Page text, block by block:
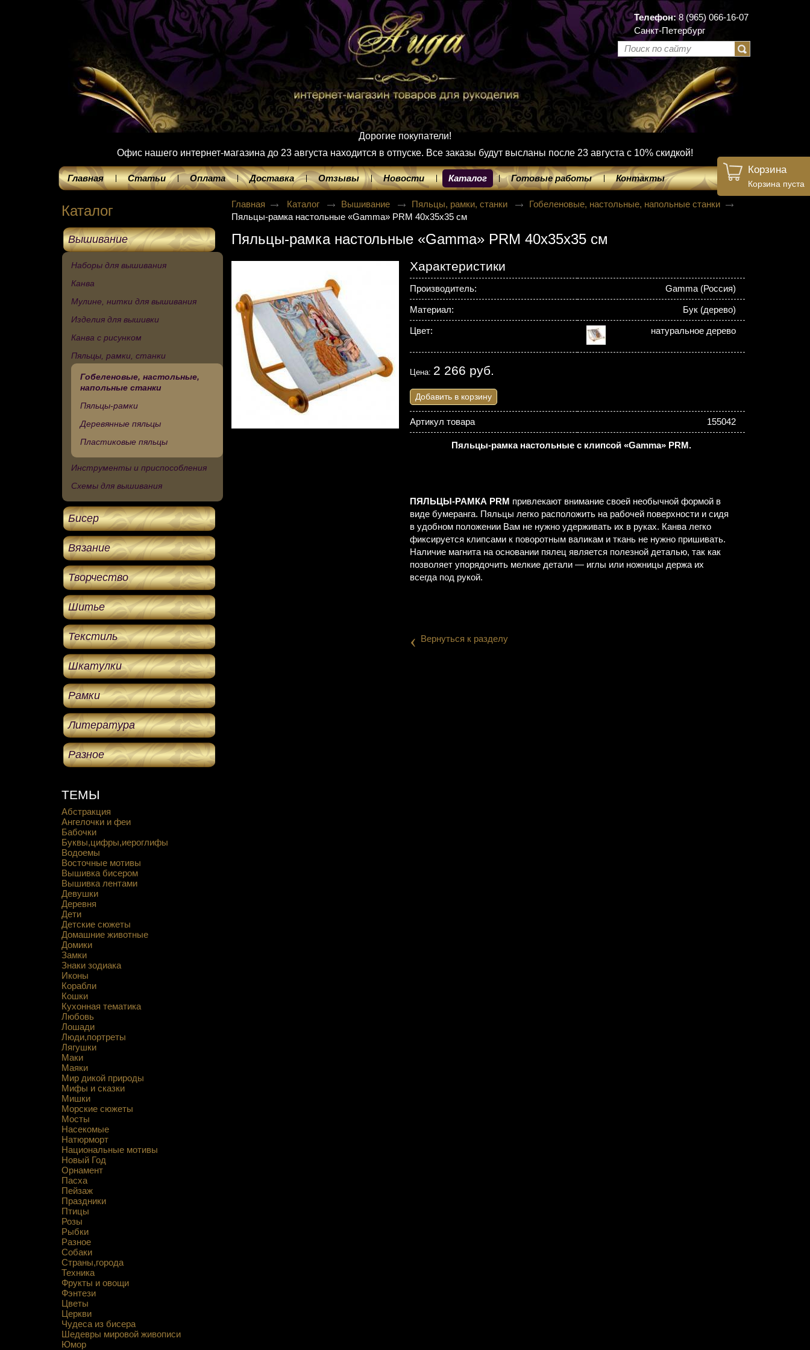
Телефон:8 (965) 066-16-07
Санкт-Петербург
Дорогие покупатели!
Офис нашего интернет-магазина до 23 августа находится в отпуске. Все заказы будут высланы после 23 августа с 10% скидкой!
Главная Статьи Оплата Доставка Отзывы Новости Каталог Готовые работы Контакты
Каталог
Вышивание
Наборы для вышивания
Канва
Мулине, нитки для вышивания
Изделия для вышивки
Канва с рисунком
Пяльцы, рамки, станки
Гобеленовые, настольные,
напольные станки
Пяльцы-рамки
Деревянные пяльцы
Пластиковые пяльцы
Инструменты и приспособления
Схемы для вышивания
Бисер
Вязание
Творчество
Шитье
Текстиль
Шкатулки
Рамки
Литература
Разное
Корзина
Корзина пуста
ТЕМЫ
Абстракция
Ангелочки и феи
Бабочки
Буквы,цифры,иероглифы
Водоемы
Восточные мотивы
Вышивка бисером
Вышивка лентами
Девушки
Деревня
Дети
Детские сюжеты
Домашние животные
Домики
Замки
Знаки зодиака
Иконы
Корабли
Кошки
Кухонная тематика
Любовь
Лошади
Люди,портреты
Лягушки
Маки
Маяки
Мир дикой природы
Мифы и сказки
Мишки
Морские сюжеты
Мосты
Насекомые
Натюрморт
Национальные мотивы
Новый Год
Орнамент
Пасха
Пейзаж
Праздники
Птицы
Розы
Рыбки
Разное
Собаки
Страны,города
Техника
Фрукты и овощи
Фэнтези
Цветы
Церкви
Чудеса из бисера
Шедевры мировой живописи
Юмор
Главная Каталог Вышивание Пяльцы, рамки, станки
Гобеленовые, настольные, напольные станки
Пяльцы-рамка настольные «Gamma» PRM 40х35х35 см
Пяльцы-рамка настольные «Gamma» PRM 40х35х35 см
Характеристики
Производитель: Gamma (Россия)
Материал: Бук (дерево)
Цвет: натуральное дерево
Цена: 2 266 руб.
Добавить в корзину
Артикул товара 155042
Пяльцы-рамка настольные с клипсой «Gamma» PRM.
ПЯЛЬЦЫ-РАМКА PRM привлекают внимание своей необычной формой в
виде бумеранга. Пяльцы легко расположить на рабочей поверхности и сидя
в удобном положении Вам не нужно удерживать их в руках. Канва легко
фиксируется клипсами к поворотным валикам и ткань не нужно пришивать.
Наличие магнита на основании пялец является полезной деталью, так как
позволяет упорядочить мелкие детали — иглы или ножницы держа их
всегда под рукой.
‹ Вернуться к разделу